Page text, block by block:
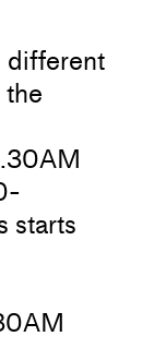
different
starts